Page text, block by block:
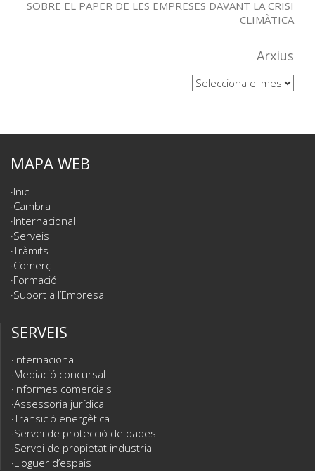
SOBRE EL PAPER DE LES EMPRESES DAVANT LA CRISI
CLIMÀTICA
Arxius
Arxius
MAPA WEB
Inici
Cambra
Internacional
Serveis
Tràmits
Comerç
Formació
Suport a l’Empresa
SERVEIS
Internacional
Mediació concursal
Informes comercials
Assessoria jurídica
Transició energètica
Servei de protecció de dades
Servei de propietat industrial
Lloguer d’espais